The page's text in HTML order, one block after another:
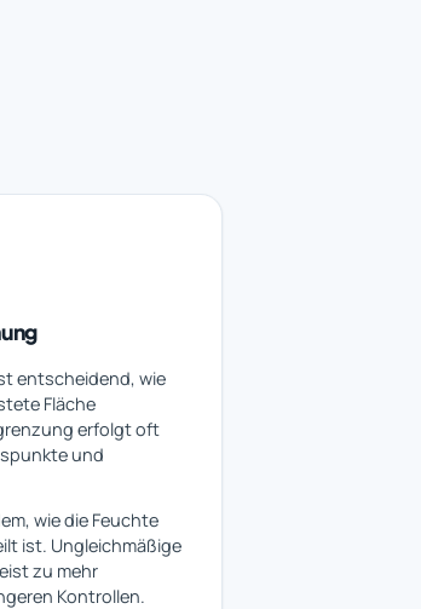
entscheidend, wie
Fläche
erfolgt oft
und
wie die Feuchte
ist. Ungleichmäßige
zu mehr
Kontrollen.